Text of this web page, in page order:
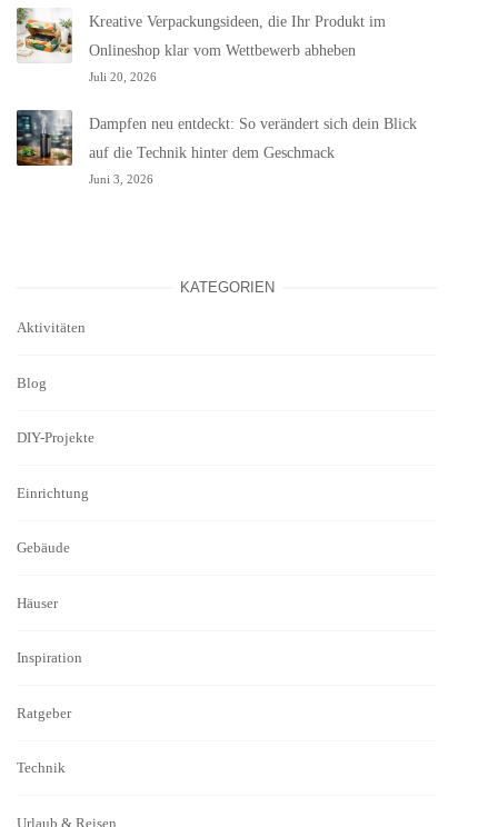
Kreative Verpackungsideen, die Ihr Produkt im
Onlineshop klar vom Wettbewerb abheben
Juli 20, 2026
Dampfen neu entdeckt: So verändert sich dein Blick
auf die Technik hinter dem Geschmack
Juni 3, 2026
KATEGORIEN
Aktivitäten
Blog
DIY-Projekte
Einrichtung
Gebäude
Häuser
Inspiration
Ratgeber
Technik
Urlaub & Reisen